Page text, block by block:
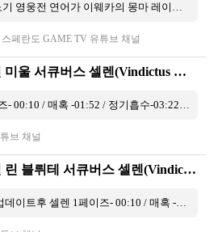
마비노기 영웅전 연어가 이웨카의 몽마 레이드 퀘깨고 싶은데 사람 없어서 혼자 몸비틀면서 깨는 영상/ 구독과 좋아요 알람설정 부탁 ...
스페란도 GAME TV 유튜브 채널
마영전 미울 서큐버스 셀렌(Vindictus Miul Succubus Sellen)
1페이즈- 00:10 / 매혹 -01:52 / 정기흡수-03:22 / 2페이즈 - 10:18 / 버그? - 07:33 / 원거리견제 패턴? - 12:28.
브 채널
마영전 린 블뤼테 서큐버스 셀렌(Vindictus lynn blute(battleshade) Succubus Sellen)
본썹 업데이트후 셀렌 1페이즈- 00:10 / 매혹 -01:52 / 정기흡수-02:43 / 2페이즈 - 08:18.